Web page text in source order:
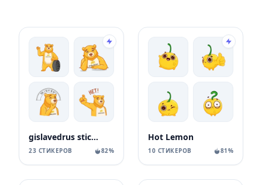
gislavedrus stickers
23 СТИКЕРОВ 82%
Hot Lemon
10 СТИКЕРОВ 81%